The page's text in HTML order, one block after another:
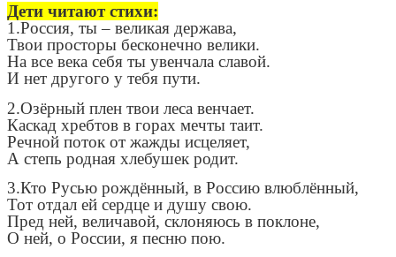
Дети читают стихи:
1.Россия, ты – великая держава,
Твои просторы бесконечно велики.
На все века себя ты увенчала славой.
И нет другого у тебя пути.
2.Озёрный плен твои леса венчает.
Каскад хребтов в горах мечты таит.
Речной поток от жажды исцеляет,
А степь родная хлебушек родит.
3.Кто Русью рождённый, в Россию влюблённый,
Тот отдал ей сердце и душу свою.
Пред ней, величавой, склоняюсь в поклоне,
О ней, о России, я песню пою.